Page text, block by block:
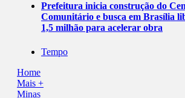
Prefeitura inicia construção do
Comunitário e busca em Brasília
1,5 milhão para acelerar obra
Tempo
Home
Mais +
Minas